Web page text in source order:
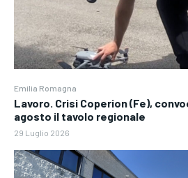
Emilia Romagna
Lavoro. Crisi Coperion (Fe),
agosto il tavolo regionale
29 Luglio 2026